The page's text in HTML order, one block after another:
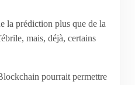
la prédiction plus que de la
mais, déjà, certains
pourrait permettre